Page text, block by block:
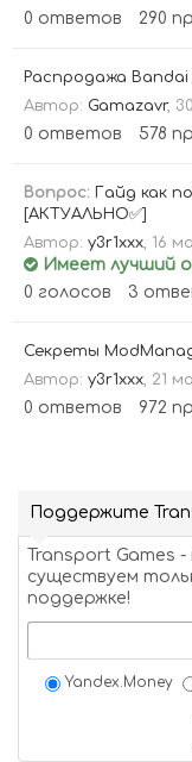
0 ответов 290
Распродажа Bandai
Автор: Gamazavr,
0 ответов 578
Вопрос: Гайд как
[АКТУАЛЬНО✅]
Автор: y3r1xxx, 16
Имеет лучший
0 голосов 3
Секреты
Автор: y3r1xxx, 21
0 ответов 972
Поддержите
Transport Games
существуем
поддержке!
Yandex.Money